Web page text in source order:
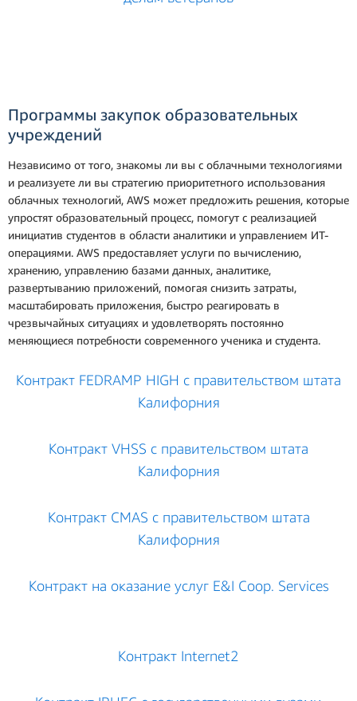
Программы закупок образовательных
учреждений
Независимо от того, знакомы ли вы с облачными технологиями
и реализуете ли вы стратегию приоритетного использования
облачных технологий, AWS может предложить решения, которые
упростят образовательный процесс, помогут с реализацией
инициатив студентов в области аналитики и управлением ИТ-
операциями. AWS предоставляет услуги по вычислению,
хранению, управлению базами данных, аналитике,
развертыванию приложений, помогая снизить затраты,
масштабировать приложения, быстро реагировать в
чрезвычайных ситуациях и удовлетворять постоянно
меняющиеся потребности современного ученика и студента.
Контракт FEDRAMP HIGH с правительством штата
Калифорния
Контракт VHSS с правительством штата
Калифорния
Контракт CMAS с правительством штата
Калифорния
Контракт на оказание услуг E&I Coop. Services
Контракт Internet2